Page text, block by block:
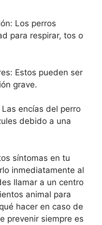
Los perros
para respirar, tos o
Estos pueden ser
grave.
encías del perro
debido a una
síntomas en tu
inmediatamente al
llamar a un centro
animal para
hacer en caso de
prevenir siempre es